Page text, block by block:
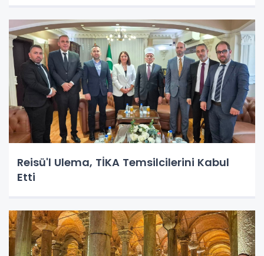
Reisü'l Ulema, TİKA Temsilcilerini Kabul
Etti